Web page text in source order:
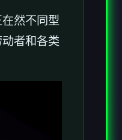
然不同型
者和各类